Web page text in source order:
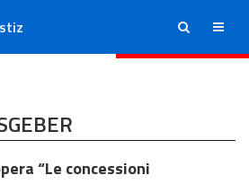
ricerca menu
“Le concessioni